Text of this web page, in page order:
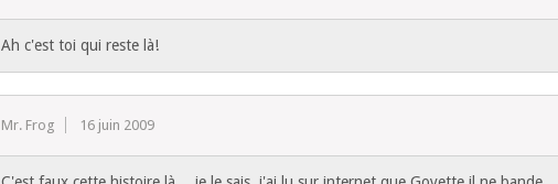
Ah c'est toi qui reste là!
Mr. Frog 16 juin 2009